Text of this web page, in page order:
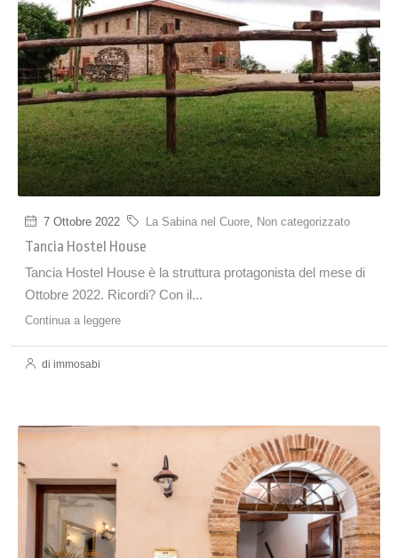
7 Ottobre 2022 La Sabina nel Cuore, Non categorizzato
Tancia Hostel House
Tancia Hostel House è la struttura protagonista del mese di
Ottobre 2022. Ricordi? Con il...
Continua a leggere
di immosabi